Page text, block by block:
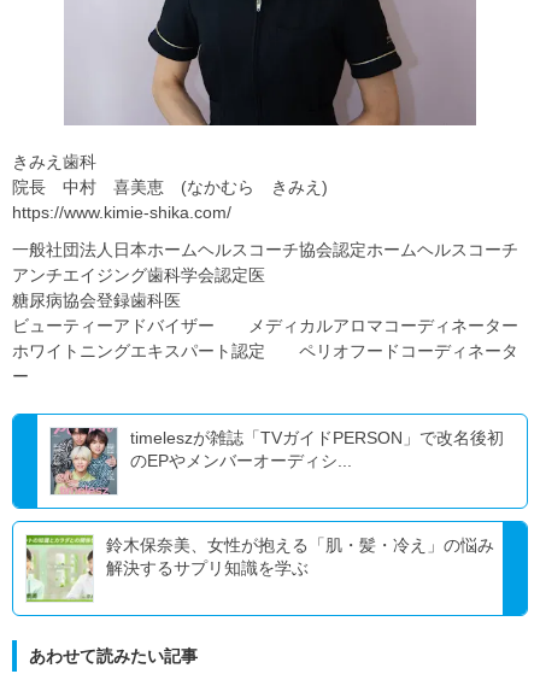
きみえ歯科
院長 中村 喜美恵 (なかむら きみえ)
https://www.kimie-shika.com/
一般社団法人日本ホームヘルスコーチ協会認定ホームヘルスコーチ
アンチエイジング歯科学会認定医
糖尿病協会登録歯科医
ビューティーアドバイザー メディカルアロマコーディネーター
ホワイトニングエキスパート認定 ペリオフードコーディネータ
ー
timeleszが雑誌「TVガイドPERSON」で改名後初
のEPやメンバーオーディシ...
鈴木保奈美、女性が抱える「肌・髪・冷え」の悩み
解決するサプリ知識を学ぶ
あわせて読みたい記事